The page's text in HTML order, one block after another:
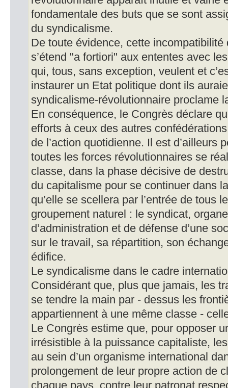
fondamentale des buts que se sont
du syndicalisme.
De toute évidence, cette incompatibilité
s’étend "a fortiori" aux ententes avec
qui, tous, sans exception, veulent et
instaurer un Etat politique dont ils
syndicalisme-révolutionnaire proclame
En conséquence, le Congrès déclare
efforts à ceux des autres
de l’action quotidienne. Il est d’ailleurs
toutes les forces révolutionnaires se
classe, dans la phase décisive de
du capitalisme pour se continuer dans
qu’elle se scellera par l’entrée de tous
groupement naturel : le syndicat,
d’administration et de défense d’une
sur le travail, sa répartition, son
édifice.
Le syndicalisme dans le cadre
Considérant que, plus que jamais, les
se tendre la main par - dessus les
appartiennent à une même classe -
Le Congrès estime que, pour opposer
irrésistible à la puissance capitaliste,
au sein d’un organisme international
prolongement de leur propre action de
chaque pays, contre leur patronat